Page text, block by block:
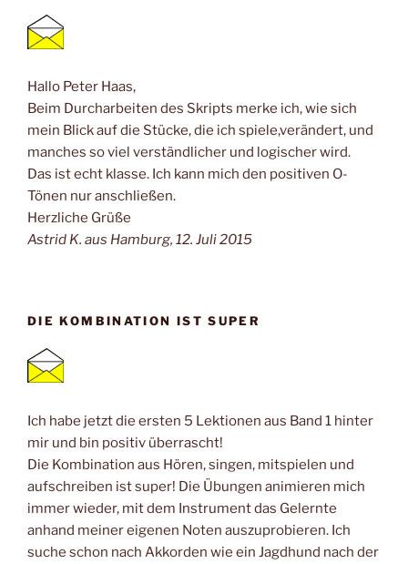
Hallo Peter Haas,
Beim Durcharbeiten des Skripts merke ich, wie sich
mein Blick auf die Stücke, die ich spiele,verändert, und
manches so viel verständlicher und logischer wird.
Das ist echt klasse. Ich kann mich den positiven O-
Tönen nur anschließen.
Herzliche Grüße
Astrid K. aus Hamburg, 12. Juli 2015
DIE KOMBINATION IST SUPER
Ich habe jetzt die ersten 5 Lektionen aus Band 1 hinter
mir und bin positiv überrascht!
Die Kombination aus Hören, singen, mitspielen und
aufschreiben ist super! Die Übungen animieren mich
immer wieder, mit dem Instrument das Gelernte
anhand meiner eigenen Noten auszuprobieren. Ich
suche schon nach Akkorden wie ein Jagdhund nach der